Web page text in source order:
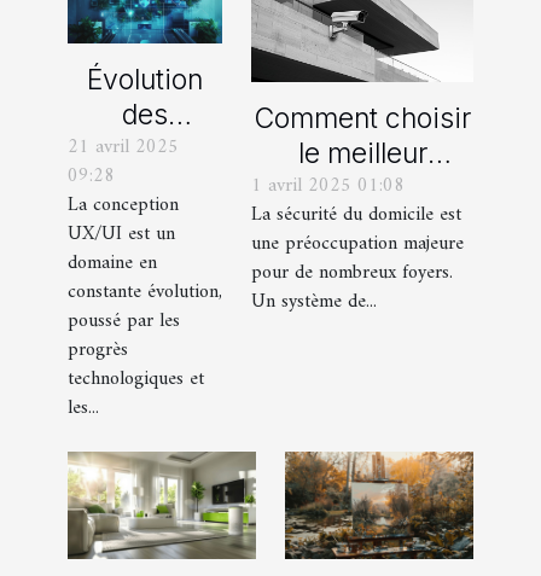
Évolution
des
méthodes
certification
en
conception
UX/UI
21 avril 2025
09:28
La conception
UX/UI est un
domaine en
constante évolution,
poussé par les
progrès
technologiques et
les...
Comment choisir
le meilleur
système de
vidéosurveillance
pour votre
domicile
1 avril 2025 01:08
La sécurité du domicile est
une préoccupation majeure
pour de nombreux foyers.
Un système de...